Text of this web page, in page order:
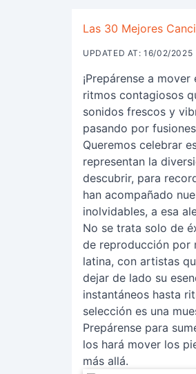
Las 30 Mejores
UPDATED AT: 16/02/2025
¡Prepárense a
ritmos contagiosos
sonidos frescos y
pasando por
Queremos celebrar
representan la
descubrir, para
han acompañado
inolvidables, a esa
No se trata solo de
de reproducción por
latina, con artistas
dejar de lado su
instantáneos hasta
selección es una
Prepárense para
los hará mover los
más allá.